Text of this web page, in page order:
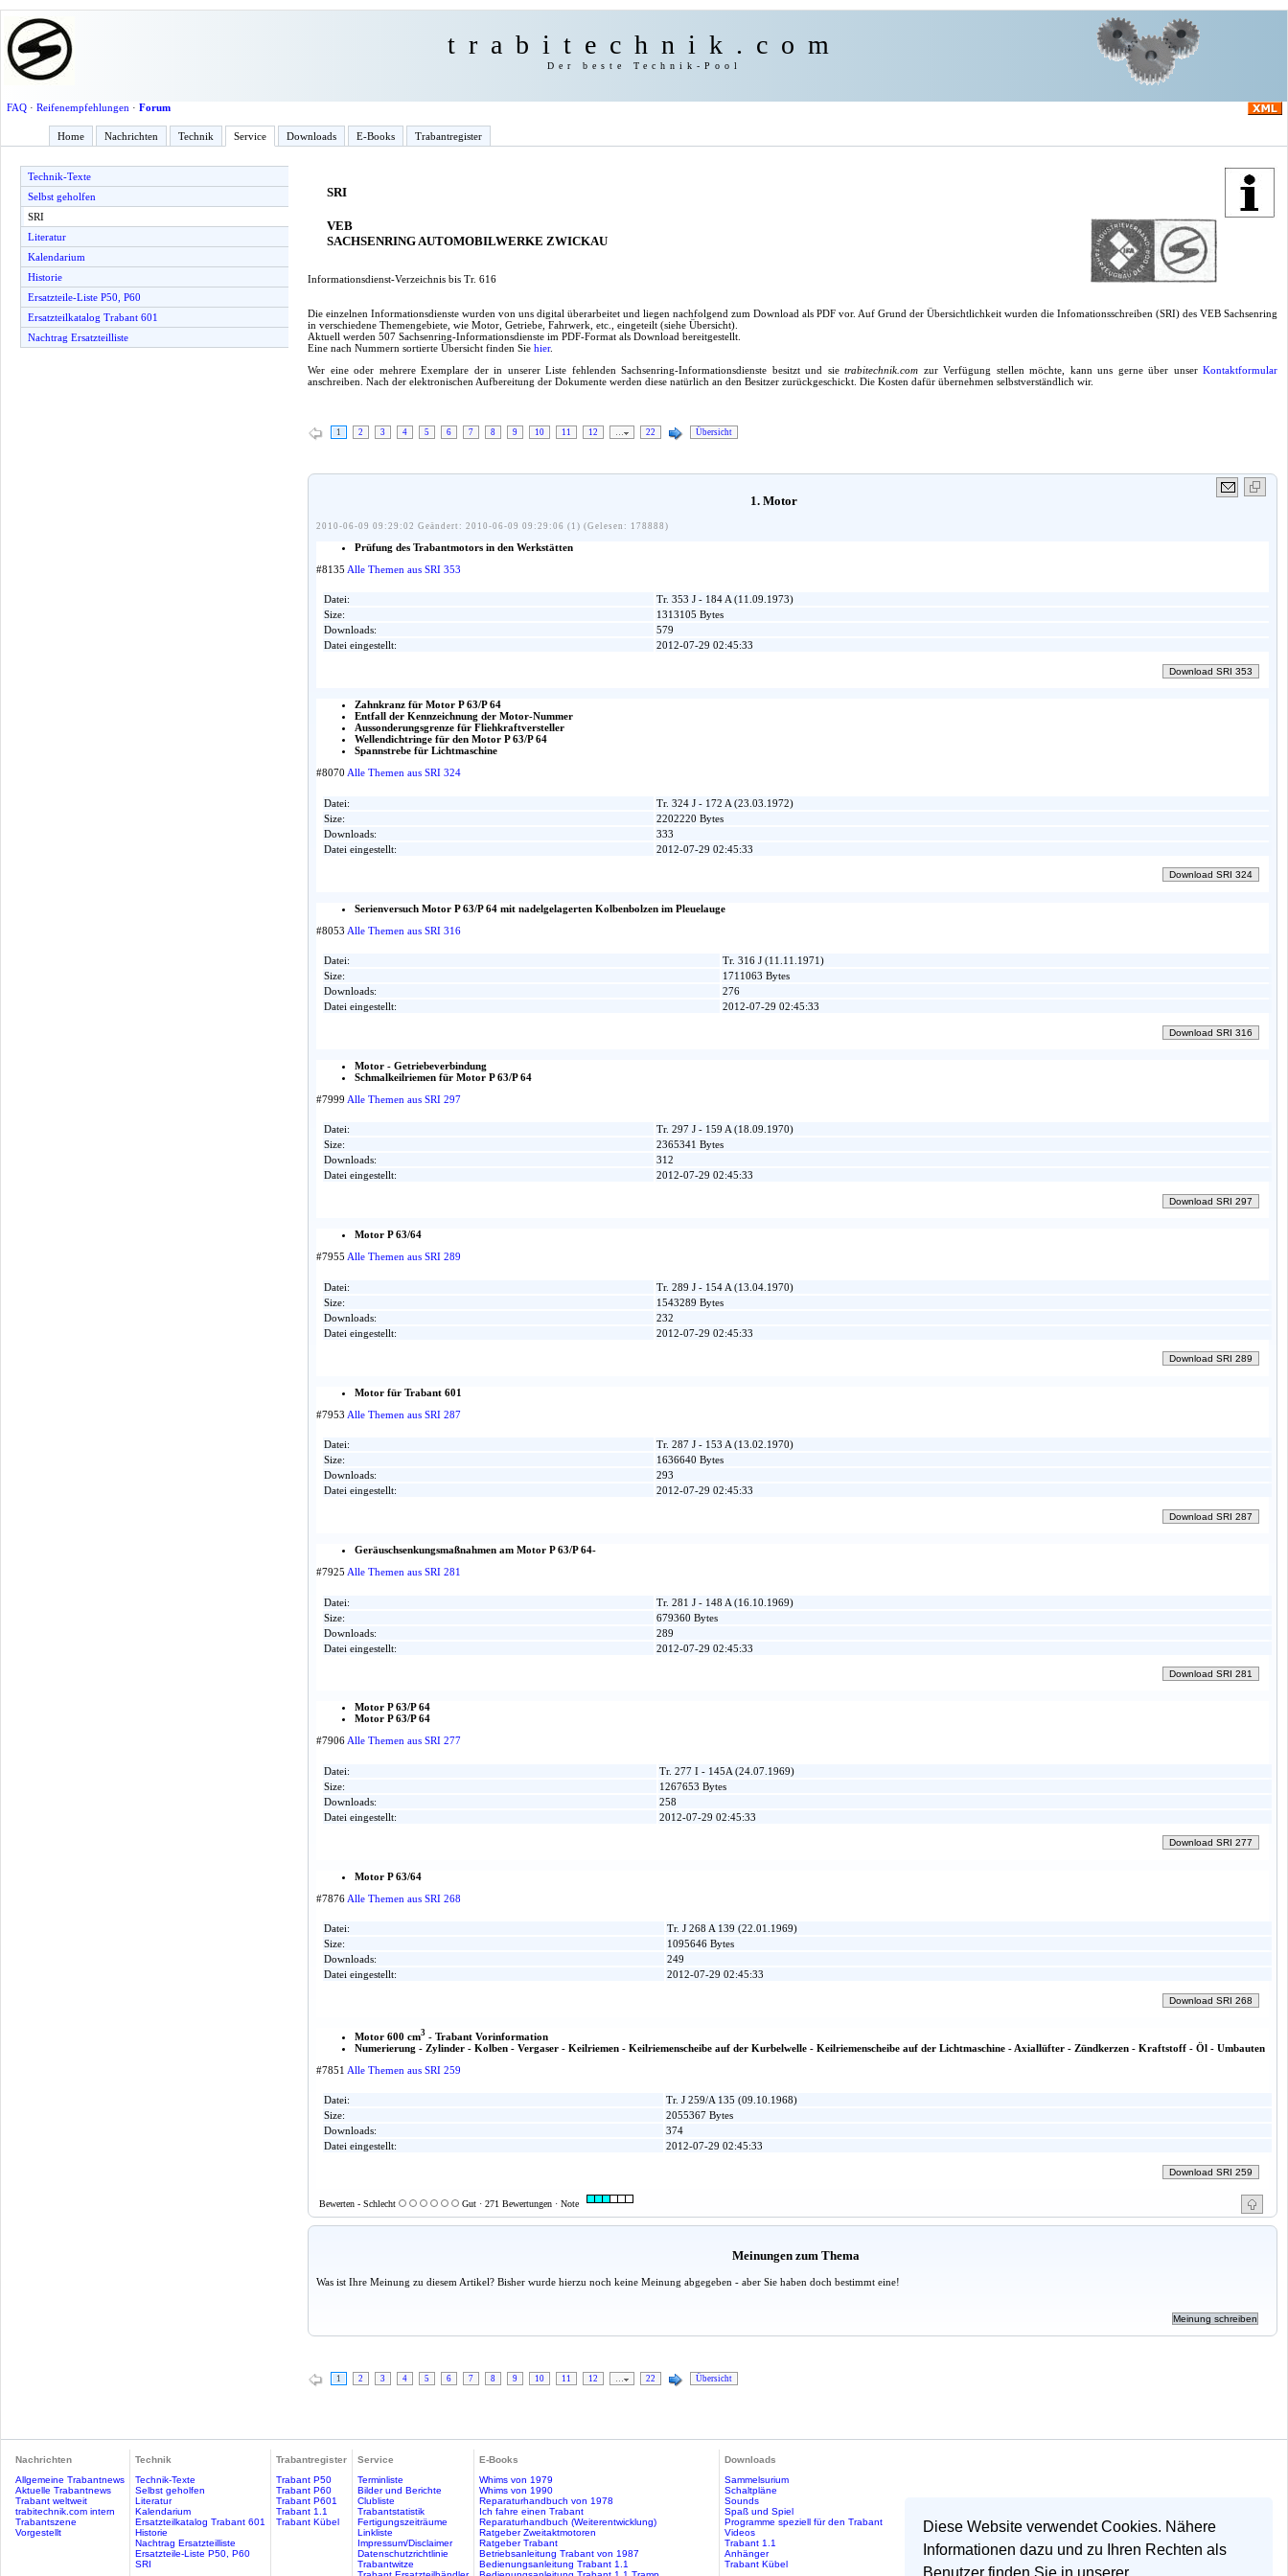
Diese Website verwendet Cookies. Nähere
Informationen dazu und zu Ihren Rechten als
Benutzer finden Sie in unserer
trabitechnik.com
Der beste Technik-Pool
FAQ· Reifenempfehlungen · Forum
Home Nachrichten Technik Service Downloads E-Books Trabantregister
Technik-Texte
Selbst geholfen
SRI
Literatur
Kalendarium
Historie
Ersatzteile-Liste P50, P60
Ersatzteilkatalog Trabant 601
Nachtrag Ersatzteilliste
SRI
VEB
SACHSENRING AUTOMOBILWERKE ZWICKAU
Informationsdienst-Verzeichnis bis Tr. 616
Die einzelnen Informationsdienste wurden von uns digital überarbeitet und liegen nachfolgend zum Download als PDF vor. Auf Grund der Übersichtlichkeit wurden die Infomationsschreiben (SRI) des VEB Sachsenring
in verschiedene Themengebiete, wie Motor, Getriebe, Fahrwerk, etc., eingeteilt (siehe Übersicht).
Aktuell werden 507 Sachsenring-Informationsdienste im PDF-Format als Download bereitgestellt.
Eine nach Nummern sortierte Übersicht finden Sie hier.
Wer eine oder mehrere Exemplare der in unserer Liste fehlenden Sachsenring-Informationsdienste besitzt und sie trabitechnik.com zur Verfügung stellen möchte, kann uns gerne über unser Kontaktformular
anschreiben. Nach der elektronischen Aufbereitung der Dokumente werden diese natürlich an den Besitzer zurückgeschickt. Die Kosten dafür übernehmen selbstverständlich wir.
1 2 3 4 5 6 7 8 9 10 11 12 … 22 Übersicht
1. Motor
2010-06-09 09:29:02 Geändert: 2010-06-09 09:29:06 (1) (Gelesen: 178888)
Prüfung des Trabantmotors in den Werkstätten
#8135 Alle Themen aus SRI 353
Datei:
Tr. 353 J - 184 A (11.09.1973)
Size:
1313105 Bytes
Downloads:
579
Datei eingestellt:
2012-07-29 02:45:33
Zahnkranz für Motor P 63/P 64
Entfall der Kennzeichnung der Motor-Nummer
Aussonderungsgrenze für Fliehkraftversteller
Wellendichtringe für den Motor P 63/P 64
Spannstrebe für Lichtmaschine
#8070 Alle Themen aus SRI 324
Datei:
Tr. 324 J - 172 A (23.03.1972)
Size:
2202220 Bytes
Downloads:
333
Datei eingestellt:
2012-07-29 02:45:33
Serienversuch Motor P 63/P 64 mit nadelgelagerten Kolbenbolzen im Pleuelauge
#8053 Alle Themen aus SRI 316
Datei:
Tr. 316 J (11.11.1971)
Size:
1711063 Bytes
Downloads:
276
Datei eingestellt:
2012-07-29 02:45:33
Motor - Getriebeverbindung
Schmalkeilriemen für Motor P 63/P 64
#7999 Alle Themen aus SRI 297
Datei:
Tr. 297 J - 159 A (18.09.1970)
Size:
2365341 Bytes
Downloads:
312
Datei eingestellt:
2012-07-29 02:45:33
Motor P 63/64
#7955 Alle Themen aus SRI 289
Datei:
Tr. 289 J - 154 A (13.04.1970)
Size:
1543289 Bytes
Downloads:
232
Datei eingestellt:
2012-07-29 02:45:33
Motor für Trabant 601
#7953 Alle Themen aus SRI 287
Datei:
Tr. 287 J - 153 A (13.02.1970)
Size:
1636640 Bytes
Downloads:
293
Datei eingestellt:
2012-07-29 02:45:33
Geräuschsenkungsmaßnahmen am Motor P 63/P 64-
#7925 Alle Themen aus SRI 281
Datei:
Tr. 281 J - 148 A (16.10.1969)
Size:
679360 Bytes
Downloads:
289
Datei eingestellt:
2012-07-29 02:45:33
Motor P 63/P 64
Motor P 63/P 64
#7906Alle Themen aus SRI 277
Datei:
Tr. 277 I - 145A (24.07.1969)
Size:
1267653 Bytes
Downloads:
258
Datei eingestellt:
2012-07-29 02:45:33
Motor P 63/64
#7876 Alle Themen aus SRI 268
Datei:
Tr. J 268 A 139 (22.01.1969)
Size:
1095646 Bytes
Downloads:
249
Datei eingestellt:
2012-07-29 02:45:33
Motor 600 cm3 - Trabant Vorinformation
Numerierung - Zylinder - Kolben - Vergaser - Keilriemen - Keilriemenscheibe auf der Kurbelwelle - Keilriemenscheibe auf der Lichtmaschine - Axiallüfter - Zündkerzen - Kraftstoff - Öl - Umbauten
#7851 Alle Themen aus SRI 259
Datei:
Tr. J 259/A 135 (09.10.1968)
Size:
2055367 Bytes
Downloads:
374
Datei eingestellt:
2012-07-29 02:45:33
Bewerten - Schlecht Gut · 271 Bewertungen · Note
Meinungen zum Thema
Was ist Ihre Meinung zu diesem Artikel? Bisher wurde hierzu noch keine Meinung abgegeben - aber Sie haben doch bestimmt eine!
1 2 3 4 5 6 7 8 9 10 11 12 … 22 Übersicht
Nachrichten
Allgemeine Trabantnews
Aktuelle Trabantnews
Trabant weltweit
trabitechnik.com intern
Trabantszene
Vorgestellt
Technik
Technik-Texte
Selbst geholfen
Literatur
Kalendarium
Ersatzteilkatalog Trabant 601
Historie
Nachtrag Ersatzteilliste
Ersatzteile-Liste P50, P60
SRI
Trabantregister
Trabant P50
Trabant P60
Trabant P601
Trabant 1.1
Trabant Kübel
Service
Terminliste
Bilder und Berichte
Clubliste
Trabantstatistik
Fertigungszeiträume
Linkliste
Impressum/Disclaimer
Datenschutzrichtlinie
Trabantwitze
E-Books
Whims von 1979
Whims von 1990
Reparaturhandbuch von 1978
Ich fahre einen Trabant
Reparaturhandbuch (Weiterentwicklung)
Ratgeber Zweitaktmotoren
Ratgeber Trabant
Betriebsanleitung Trabant von 1987
Bedienungsanleitung Trabant 1.1
Downloads
Sammelsurium
Schaltpläne
Sounds
Spaß und Spiel
Programme speziell für den Trabant
Videos
Trabant 1.1
Anhänger
Trabant Kübel